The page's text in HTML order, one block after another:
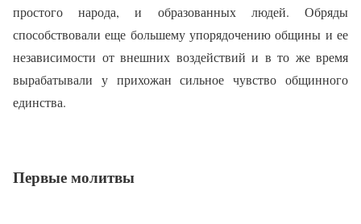
простого народа, и образованных людей. Обряды
способствовали еще большему упорядочению общины и ее
независимости от внешних воздействий и в то же время
вырабатывали у прихожан сильное чувство общинного
единства.
Первые молитвы